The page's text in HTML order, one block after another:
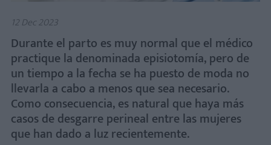
12 Dec 2023
Durante el parto es muy normal que el médico
practique la denominada episiotomía, pero de
un tiempo a la fecha se ha puesto de moda no
llevarla a cabo a menos que sea necesario.
Como consecuencia, es natural que haya más
casos de desgarre perineal entre las mujeres
que han dado a luz recientemente.